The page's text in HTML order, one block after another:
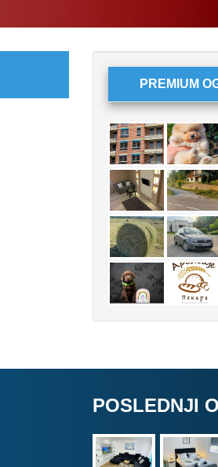
PREMIUM
POSLEDNJI